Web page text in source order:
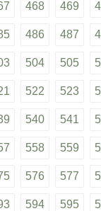
468 469
486 487
504 505
522 523
540 541
558 559
576 577
594 595